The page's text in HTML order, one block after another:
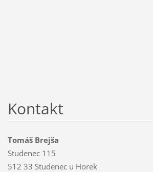
Kontakt
Tomáš Brejša
Studenec 115
512 33 Studenec u Horek